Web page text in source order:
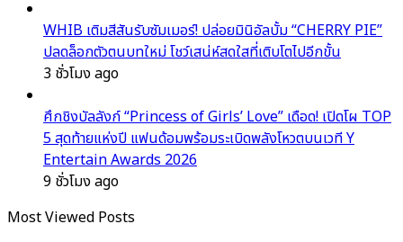
WHIB เติมสีสันรับซัมเมอร์! ปล่อยมินิอัลบั้ม “CHERRY PIE”
ปลดล็อกตัวตนบทใหม่ โชว์เสน่ห์สดใสที่เติบโตไปอีกขั้น
3 ชั่วโมง ago
ศึกชิงบัลลังก์ “Princess of Girls’ Love” เดือด! เปิดโผ TOP
5 สุดท้ายแห่งปี แฟนด้อมพร้อมระเบิดพลังโหวตบนเวที Y
Entertain Awards 2026
9 ชั่วโมง ago
Most Viewed Posts